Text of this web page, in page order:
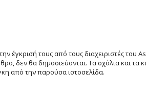
έγκρισή τους από τους διαχειριστές του
δεν θα δημοσιεύονται. Τα σχόλια και τα
από την παρούσα ιστοσελίδα.